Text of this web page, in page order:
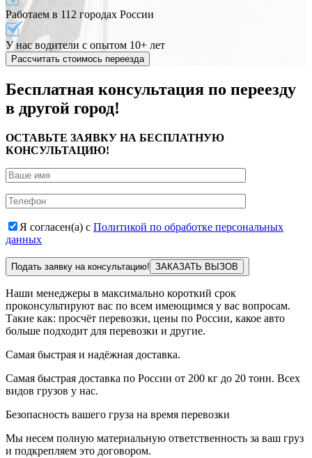
Работаем в 112 городах России
У нас водители с опытом 10+ лет
Рассчитать стоимось переезда
Бесплатная консультация по переезду
в другой город!
ОСТАВЬТЕ ЗАЯВКУ НА БЕСПЛАТНУЮ
КОНСУЛЬТАЦИЮ!
Я согласен(а) с Политикой по обработке персональных
данных
Подать заявку на консультацию!
Наши менеджеры в максимально короткий срок
проконсультируют вас по всем имеющимся у вас вопросам.
Такие как: просчёт перевозки, цены по России, какое авто
больше подходит для перевозки и другие.
Самая быстрая и надёжная доставка.
Самая быстрая доставка по России от 200 кг до 20 тонн. Всех
видов грузов у нас.
Безопасность вашего груза на время перевозки
Мы несем полную материальную ответственность за ваш груз
и подкрепляем это договором.